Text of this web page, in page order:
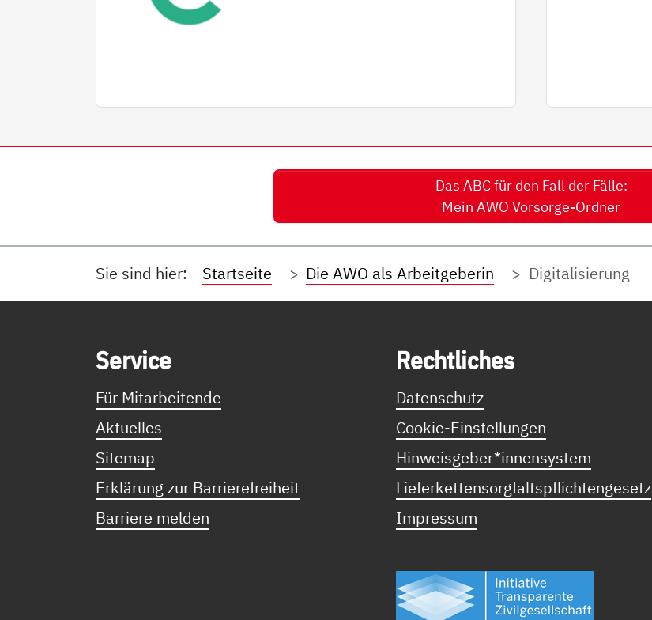
Das ABC für den Fall der Fälle:
Mein AWO Vorsorge-Ordner
Sie sind hier: Startseite Die AWO als Arbeitgeberin Digitalisierung
Ser­vice
Für Mitarbeitende
Aktuelles
Sitemap
Erklärung zur Barrierefreiheit
Barriere melden
Recht­li­ches
Datenschutz
Cookie-Einstellungen
Hinweisgeber*innensystem
Lieferkettensorgfaltspflichtengesetz
Impressum